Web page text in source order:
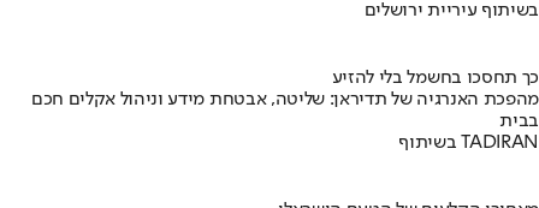
בשיתוף עיריית ירושלים
כך תחסכו בחשמל בלי להזיע
מהפכת האנרגיה של תדיראן: שליטה, אבטחת מידע וניהול אקלים חכם
בבית
בשיתוף TADIRAN